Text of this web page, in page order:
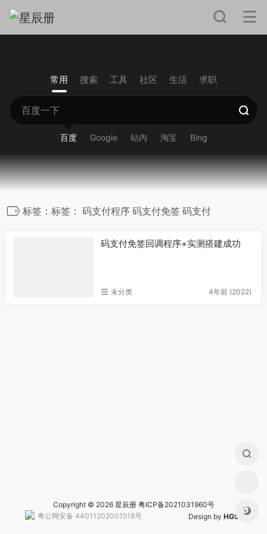
常用 搜索 工具 社区 生活 求职
百度 Google 站内 淘宝 Bing
标签：标签： 码支付程序 码支付免签 码支付
码支付免签回调程序+实测搭建成功
未分类 4年前 (2022)
Copyright © 2026 星辰册 粤ICP备2021031960号
粤公网安备 44011202001518号Design by HGS